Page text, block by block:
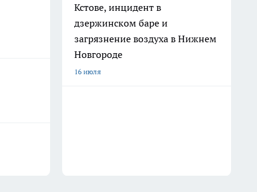
Кстове, инцидент в
дзержинском баре и
загрязнение воздуха в Нижнем
Новгороде
16 июля